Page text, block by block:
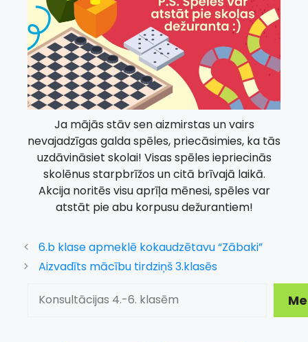
Ja mājās stāv sen aizmirstas un vairs
nevajadzīgas galda spēles, priecāsimies, ka tās
uzdāvināsiet skolai! Visas spēles iepriecinās
skolēnus starpbrīžos un citā brīvajā laikā.
Akcija noritēs visu aprīļa mēnesi, spēles var
atstāt pie abu korpusu dežurantiem!
6.b klase apmeklē kokaudzētavu “Zābaki”
Aizvadīts mācību tirdziņš 3.klasēs